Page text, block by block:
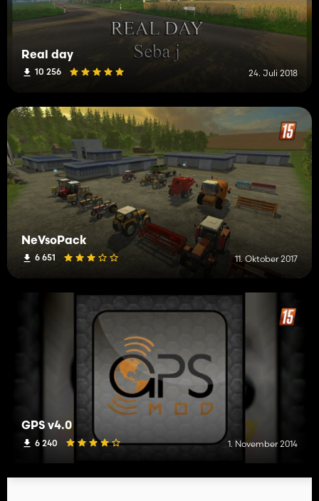
Real day
10 256 24. Juli 2018
NeVsoPack
6 651 11. Oktober 2017
GPS v4.0
6 240 1. November 2014